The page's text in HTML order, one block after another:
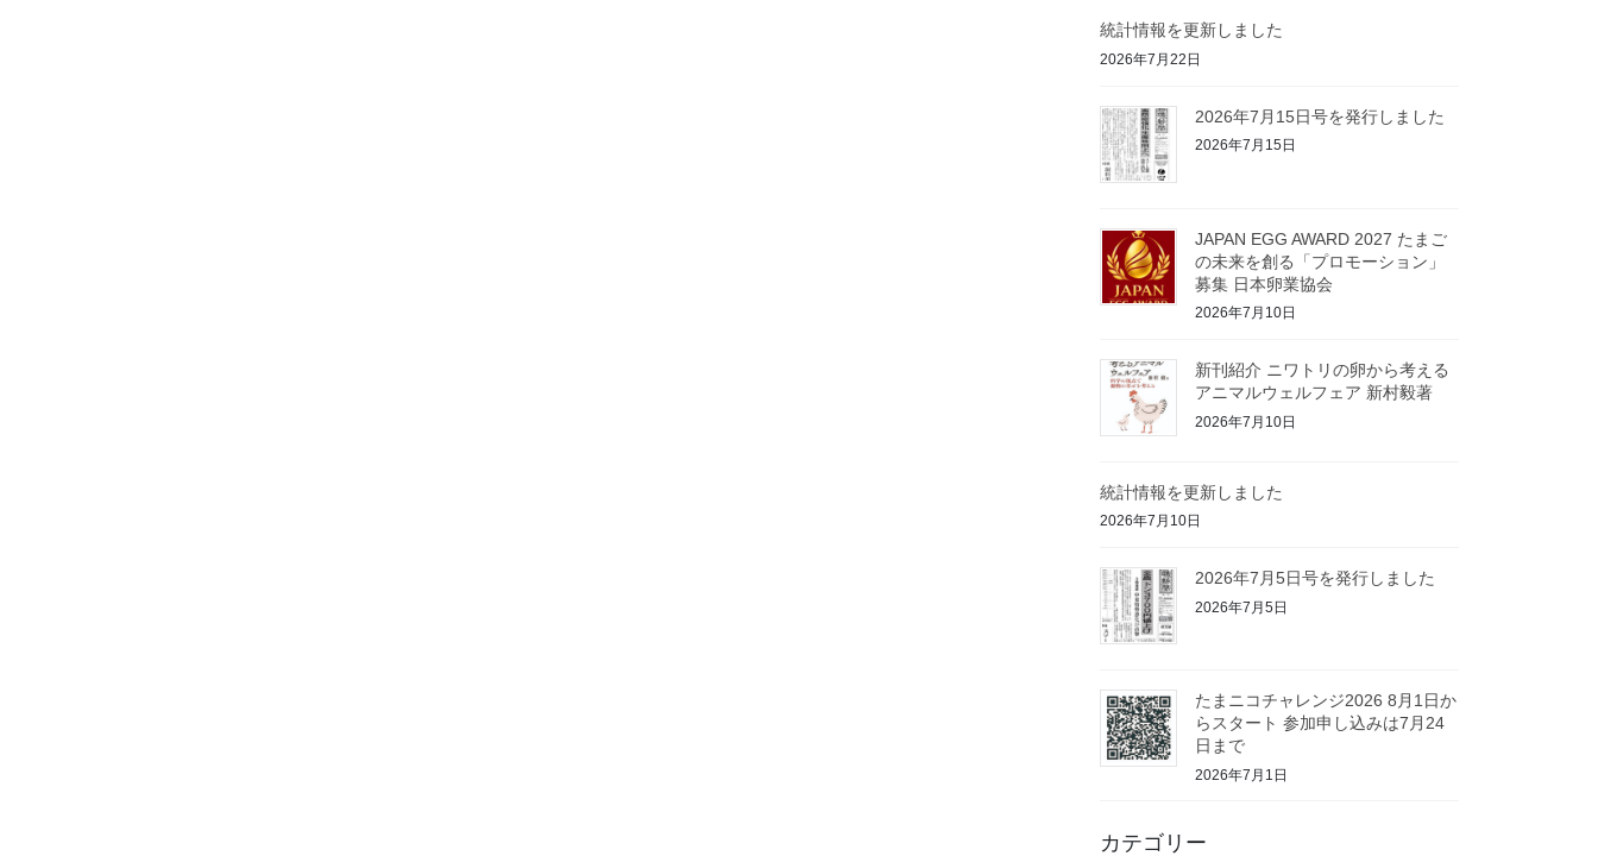
統計情報を更新しました
2026年7月22日
2026年7月15日号を発行しました
2026年7月15日
JAPAN EGG AWARD 2027 たまご
の未来を創る「プロモーション」
募集 日本卵業協会
2026年7月10日
新刊紹介 ニワトリの卵から考える
アニマルウェルフェア 新村毅著
2026年7月10日
統計情報を更新しました
2026年7月10日
2026年7月5日号を発行しました
2026年7月5日
たまニコチャレンジ2026 8月1日か
らスタート 参加申し込みは7月24
日まで
2026年7月1日
カテゴリー